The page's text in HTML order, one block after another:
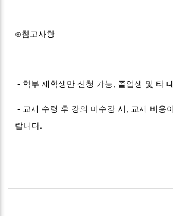
⊙참고사항
- 학부 재학생만 신청 가능, 졸업생 및 타
- 교재 수령 후 강의 미수강 시, 교재 비용
랍니다.